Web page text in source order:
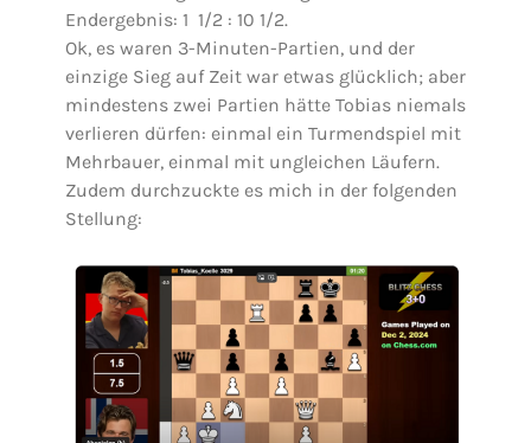
Endergebnis: 1 1/2 : 10 1/2.
Ok, es waren 3-Minuten-Partien, und der
einzige Sieg auf Zeit war etwas glücklich; aber
mindestens zwei Partien hätte Tobias niemals
verlieren dürfen: einmal ein Turmendspiel mit
Mehrbauer, einmal mit ungleichen Läufern.
Zudem durchzuckte es mich in der folgenden
Stellung: